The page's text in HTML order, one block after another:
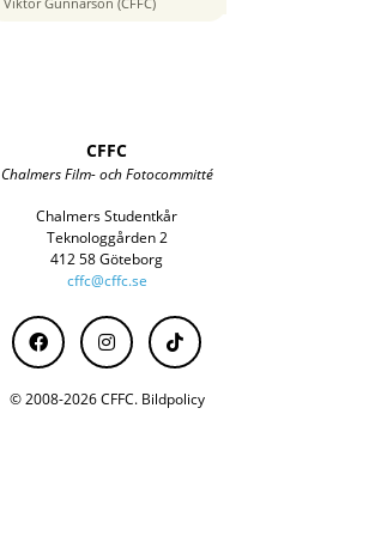
Viktor Gunnarson (CFFC)
CFFC
Chalmers Film- och Fotocommitté
Chalmers Studentkår
Teknologgården 2
412 58 Göteborg
cffc@cffc.se
© 2008-2026 CFFC. Bildpolicy